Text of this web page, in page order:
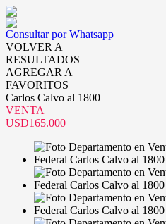
Consultar por Whatsapp
VOLVER A
RESULTADOS
AGREGAR A
FAVORITOS
Carlos Calvo al 1800
VENTA
USD165.000